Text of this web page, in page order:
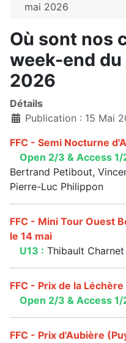
mai 2026
Où sont nos
week-end du
2026
Détails
Publication : 15 Mai
FFC - Semi Nocturne
Open 2/3 & Access
Bertrand Petibout,
Pierre-Luc Philippon
FFC - Mini Tour Ouest
le 14 mai
U13 : Thibault Charnet
FFC - Prix de la
Open 2/3 & Access
FFC - Prix d'Aubière